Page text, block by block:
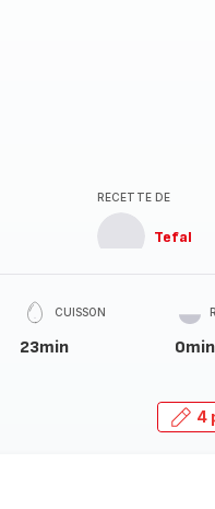
RECETTE DE
Tefal
CUISSON
23min 0min
4